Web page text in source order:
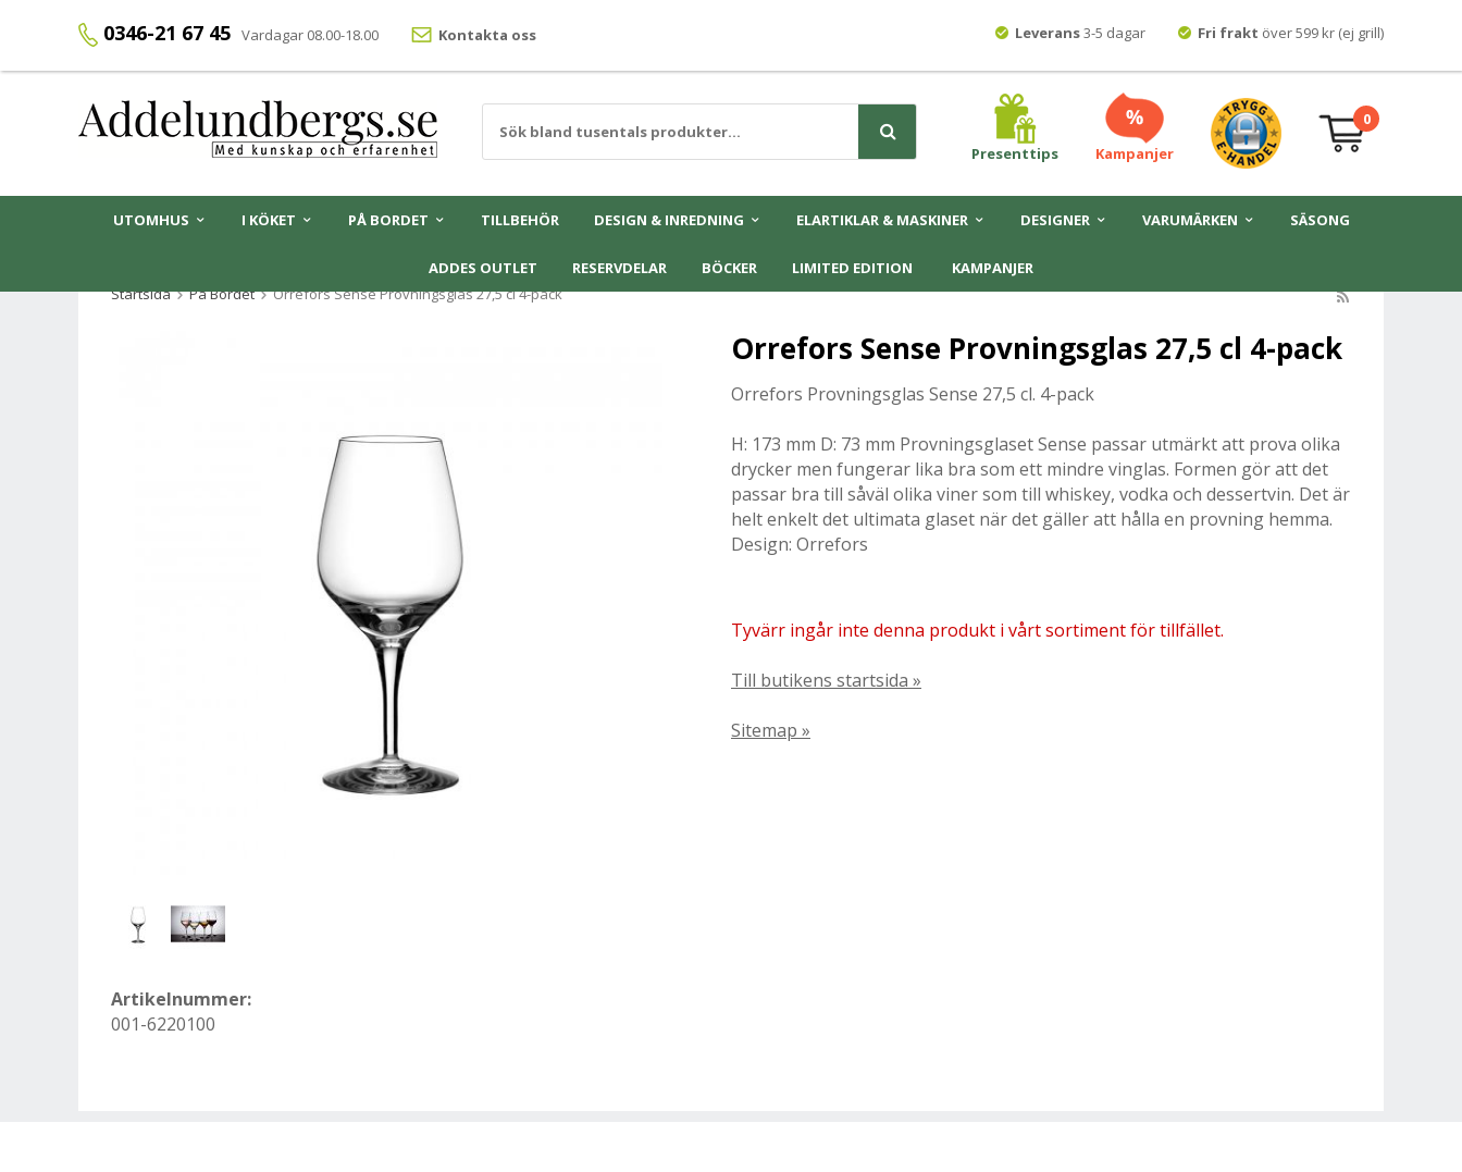
0346-21 67 45 Vardagar 08.00-18.00 Kontakta oss Leverans3-5 dagar Fri frakt över 599 kr (ej grill)
Presenttips Kampanjer
0
UTOMHUS I KÖKET PÅ BORDET TILLBEHÖR DESIGN & INREDNING ELARTIKLAR & MASKINER DESIGNER VARUMÄRKEN SÄSONG
ADDES OUTLET RESERVDELAR BÖCKER LIMITED EDITION
KAMPANJER
Startsida
På Bordet Orrefors Sense Provningsglas 27,5 cl 4-pack
Orrefors Sense Provningsglas 27,5 cl 4-pack
Orrefors Provningsglas Sense 27,5 cl. 4-pack
H: 173 mm D: 73 mm Provningsglaset Sense passar utmärkt att prova olika
drycker men fungerar lika bra som ett mindre vinglas. Formen gör att det
passar bra till såväl olika viner som till whiskey, vodka och dessertvin. Det är
helt enkelt det ultimata glaset när det gäller att hålla en provning hemma.
Design: Orrefors
Tyvärr ingår inte denna produkt i vårt sortiment för tillfället.
Till butikens startsida »
Sitemap »
Artikelnummer:
001-6220100